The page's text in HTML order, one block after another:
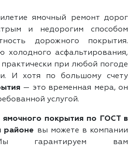
ямочный ремонт дорог
и недорогим способом
дорожного покрытия.
холодного асфальтирования,
при любой погоде
И хотя по большому счету
— это временная мера, он
услугой.
ямочного покрытия по ГОСТ в
районе вы можете в компании
Мы гарантируем вам